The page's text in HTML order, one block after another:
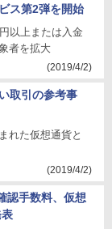
ス第2弾を開始
以上または入金
者を拡大
(2019/4/2)
取引の参考事
れた仮想通貨と
(2019/4/2)
認手数料、仮想